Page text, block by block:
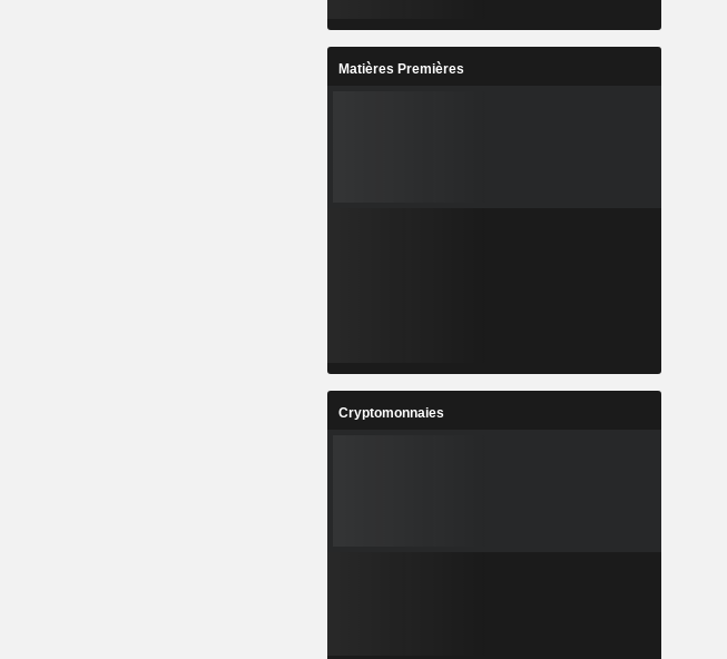
Matières Premières
Cryptomonnaies